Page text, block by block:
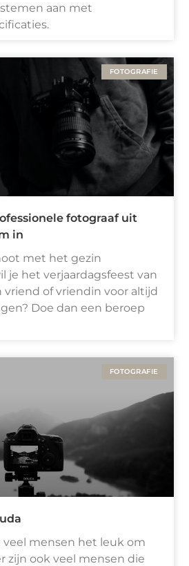
aan met
FOTOGRAFIE
fotograaf uit
in
met het gezin
je het verjaardagsfeest van
vriend of vriendin voor altijd
Doe dan een beroep
FOTOGRAFIE
veel mensen het leuk om
zijn ook veel mensen die